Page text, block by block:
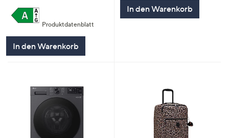
Produktdatenblatt
In den Warenkorb
In den Warenkorb